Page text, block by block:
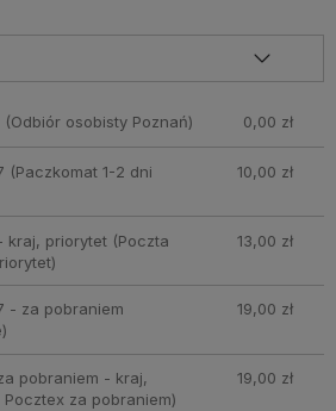
(Odbiór osobisty Poznań) 0,00 zł
(Paczkomat 1-2 dni
10,00 zł
kraj, priorytet(Poczta
13,00 zł
- za pobraniem
19,00 zł
pobraniem - kraj,
za pobraniem)
19,00 zł